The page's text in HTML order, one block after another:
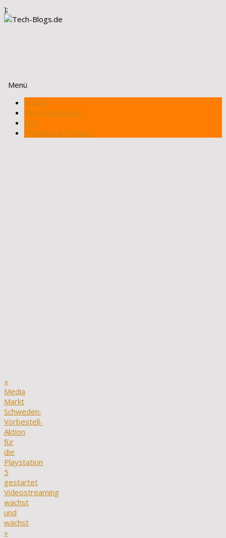
);
Menü
Zum
Inhalt
springen
Artikel
Blog registrieren
FAQ
Produkte & Review
«
Media
Markt
Schweden:
Vorbestell-
Aktion
für
die
Playstation
5
gestartet
Videostreaming
wächst
und
wächst
»